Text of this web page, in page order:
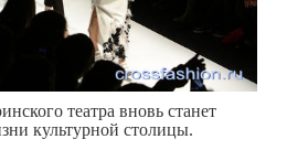
театра вновь станет
культурной столицы.